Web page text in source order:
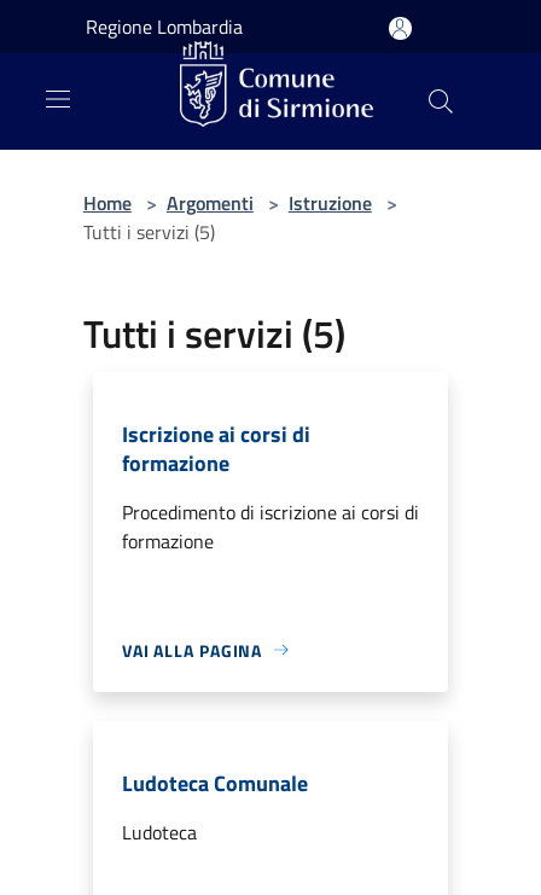
Salta al contenuto principale
Regione Lombardia
Home > Argomenti > Istruzione >
Tutti i servizi (5)
Tutti i servizi (5)
Iscrizione ai corsi di
formazione
Procedimento di iscrizione ai corsi di
formazione
VAI ALLA PAGINA
Ludoteca Comunale
Ludoteca